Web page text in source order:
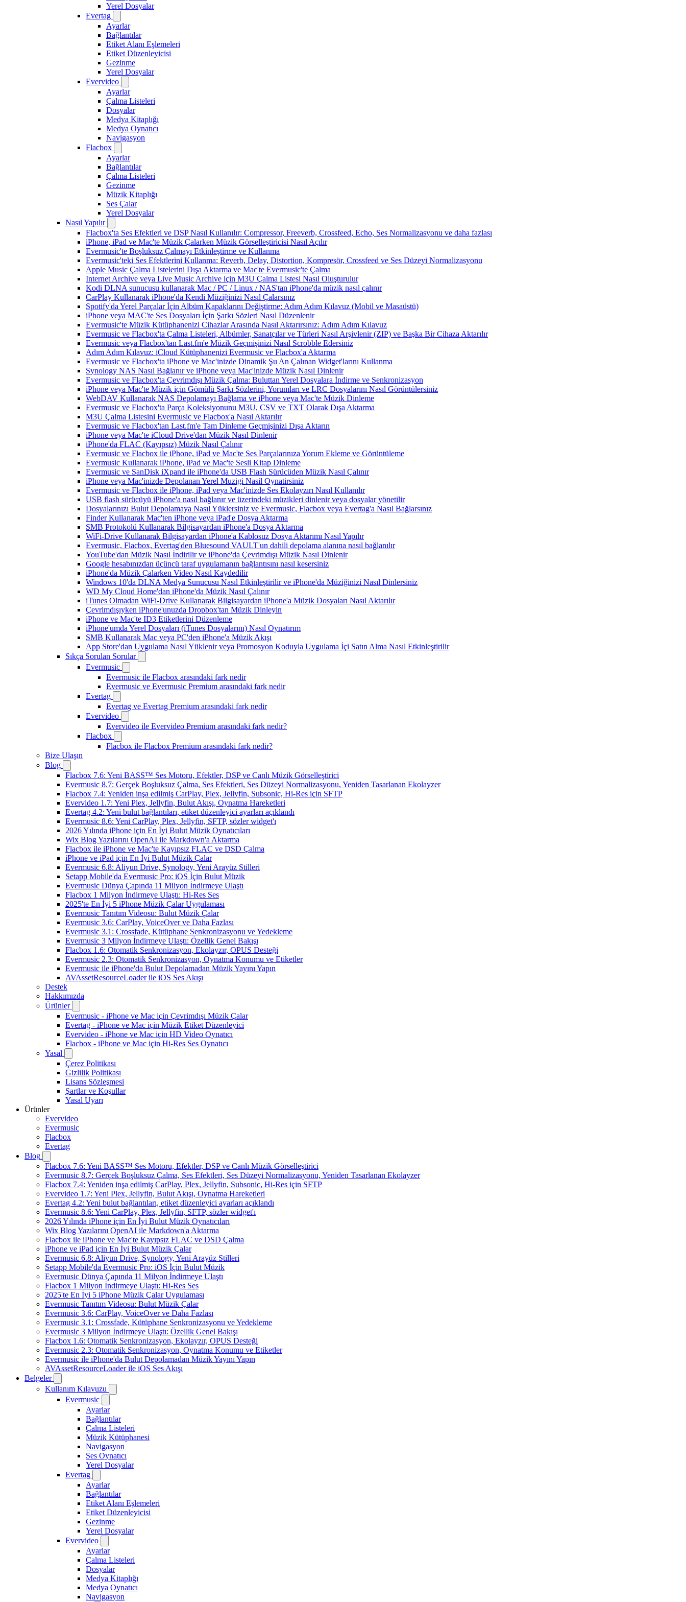
Yerel Dosyalar
Evertag
Ayarlar
Bağlantılar
Etiket Alanı Eşlemeleri
Etiket Düzenleyicisi
Gezinme
Yerel Dosyalar
Evervideo
Ayarlar
Çalma Listeleri
Dosyalar
Medya Kitaplığı
Medya Oynatıcı
Navigasyon
Flacbox
Ayarlar
Bağlantılar
Çalma Listeleri
Gezinme
Müzik Kitaplığı
Ses Çalar
Yerel Dosyalar
Nasıl Yapılır
Flacbox'ta Ses Efektleri ve DSP Nasıl Kullanılır: Compressor, Freeverb, Crossfeed, Echo, Ses Normalizasyonu ve daha fazlası
iPhone, iPad ve Mac'te Müzik Çalarken Müzik Görselleştiricisi Nasıl Açılır
Evermusic'te Boşluksuz Çalmayı Etkinleştirme ve Kullanma
Evermusic'teki Ses Efektlerini Kullanma: Reverb, Delay, Distortion, Kompresör, Crossfeed ve Ses Düzeyi Normalizasyonu
Apple Music Çalma Listelerini Dışa Aktarma ve Mac'te Evermusic'te Çalma
Internet Archive veya Live Music Archive için M3U Çalma Listesi Nasıl Oluşturulur
Kodi DLNA sunucusu kullanarak Mac / PC / Linux / NAS'tan iPhone'da müzik nasıl çalınır
CarPlay Kullanarak iPhone'da Kendi Müziğinizi Nasıl Çalarsınız
Spotify'da Yerel Parçalar İçin Albüm Kapaklarını Değiştirme: Adım Adım Kılavuz (Mobil ve Masaüstü)
iPhone veya MAC'te Ses Dosyaları İçin Şarkı Sözleri Nasıl Düzenlenir
Evermusic'te Müzik Kütüphanenizi Cihazlar Arasında Nasıl Aktarırsınız: Adım Adım Kılavuz
Evermusic ve Flacbox'ta Çalma Listeleri, Albümler, Sanatçılar ve Türleri Nasıl Arşivlenir (ZIP) ve Başka Bir Cihaza Aktarılır
Evermusic veya Flacbox'tan Last.fm'e Müzik Geçmişinizi Nasıl Scrobble Edersiniz
Adım Adım Kılavuz: iCloud Kütüphanenizi Evermusic ve Flacbox'a Aktarma
Evermusic ve Flacbox'ta iPhone ve Mac'inizde Dinamik Şu An Çalınan Widget'larını Kullanma
Synology NAS Nasıl Bağlanır ve iPhone veya Mac'inizde Müzik Nasıl Dinlenir
Evermusic ve Flacbox'ta Çevrimdışı Müzik Çalma: Buluttan Yerel Dosyalara İndirme ve Senkronizasyon
iPhone veya Mac'te Müzik için Gömülü Şarkı Sözlerini, Yorumları ve LRC Dosyalarını Nasıl Görüntülersiniz
WebDAV Kullanarak NAS Depolamayı Bağlama ve iPhone veya Mac'te Müzik Dinleme
Evermusic ve Flacbox'ta Parça Koleksiyonunu M3U, CSV ve TXT Olarak Dışa Aktarma
M3U Çalma Listesini Evermusic ve Flacbox'a Nasıl Aktarılır
Evermusic ve Flacbox'tan Last.fm'e Tam Dinleme Geçmişinizi Dışa Aktarın
iPhone veya Mac'te iCloud Drive'dan Müzik Nasıl Dinlenir
iPhone'da FLAC (Kayıpsız) Müzik Nasıl Çalınır
Evermusic ve Flacbox ile iPhone, iPad ve Mac'te Ses Parçalarınıza Yorum Ekleme ve Görüntüleme
Evermusic Kullanarak iPhone, iPad ve Mac'te Sesli Kitap Dinleme
Evermusic ve SanDisk iXpand ile iPhone'da USB Flash Sürücüden Müzik Nasıl Çalınır
iPhone veya Mac'inizde Depolanan Yerel Muzigi Nasil Oynatirsiniz
Evermusic ve Flacbox ile iPhone, iPad veya Mac'inizde Ses Ekolayzırı Nasıl Kullanılır
USB flash sürücüyü iPhone'a nasıl bağlanır ve üzerindeki müzikleri dinlenir veya dosyalar yönetilir
Dosyalarınızı Bulut Depolamaya Nasıl Yüklersiniz ve Evermusic, Flacbox veya Evertag'a Nasıl Bağlarsınız
Finder Kullanarak Mac'ten iPhone veya iPad'e Dosya Aktarma
SMB Protokolü Kullanarak Bilgisayardan iPhone'a Dosya Aktarma
WiFi-Drive Kullanarak Bilgisayardan iPhone'a Kablosuz Dosya Aktarımı Nasıl Yapılır
Evermusic, Flacbox, Evertag'den Bluesound VAULT'un dahili depolama alanına nasıl bağlanılır
YouTube'dan Müzik Nasıl İndirilir ve iPhone'da Çevrimdışı Müzik Nasıl Dinlenir
Google hesabınızdan üçüncü taraf uygulamanın bağlantısını nasıl kesersiniz
iPhone'da Müzik Çalarken Video Nasıl Kaydedilir
Windows 10'da DLNA Medya Sunucusu Nasıl Etkinleştirilir ve iPhone'da Müziğinizi Nasıl Dinlersiniz
WD My Cloud Home'dan iPhone'da Müzik Nasıl Çalınır
iTunes Olmadan WiFi-Drive Kullanarak Bilgisayardan iPhone'a Müzik Dosyaları Nasıl Aktarılır
Çevrimdışıyken iPhone'unuzda Dropbox'tan Müzik Dinleyin
iPhone ve Mac'te ID3 Etiketlerini Düzenleme
iPhone'umda Yerel Dosyaları (iTunes Dosyalarını) Nasıl Oynatırım
SMB Kullanarak Mac veya PC'den iPhone'a Müzik Akışı
App Store'dan Uygulama Nasıl Yüklenir veya Promosyon Koduyla Uygulama İçi Satın Alma Nasıl Etkinleştirilir
Sıkça Sorulan Sorular
Evermusic
Evermusic ile Flacbox arasındaki fark nedir
Evermusic ve Evermusic Premium arasındaki fark nedir
Evertag
Evertag ve Evertag Premium arasındaki fark nedir
Evervideo
Evervideo ile Evervideo Premium arasındaki fark nedir?
Flacbox
Flacbox ile Flacbox Premium arasındaki fark nedir?
Bize Ulaşın
Blog
Flacbox 7.6: Yeni BASS™ Ses Motoru, Efektler, DSP ve Canlı Müzik Görselleştirici
Evermusic 8.7: Gerçek Boşluksuz Çalma, Ses Efektleri, Ses Düzeyi Normalizasyonu, Yeniden Tasarlanan Ekolayzer
Flacbox 7.4: Yeniden inşa edilmiş CarPlay, Plex, Jellyfin, Subsonic, Hi-Res için SFTP
Evervideo 1.7: Yeni Plex, Jellyfin, Bulut Akışı, Oynatma Hareketleri
Evertag 4.2: Yeni bulut bağlantıları, etiket düzenleyici ayarları açıklandı
Evermusic 8.6: Yeni CarPlay, Plex, Jellyfin, SFTP, sözler widget'ı
2026 Yılında iPhone için En İyi Bulut Müzik Oynatıcıları
Wix Blog Yazılarını OpenAI ile Markdown'a Aktarma
Flacbox ile iPhone ve Mac'te Kayıpsız FLAC ve DSD Çalma
iPhone ve iPad için En İyi Bulut Müzik Çalar
Evermusic 6.8: Aliyun Drive, Synology, Yeni Arayüz Stilleri
Setapp Mobile'da Evermusic Pro: iOS İçin Bulut Müzik
Evermusic Dünya Çapında 11 Milyon İndirmeye Ulaştı
Flacbox 1 Milyon İndirmeye Ulaştı: Hi-Res Ses
2025'te En İyi 5 iPhone Müzik Çalar Uygulaması
Evermusic Tanıtım Videosu: Bulut Müzik Çalar
Evermusic 3.6: CarPlay, VoiceOver ve Daha Fazlası
Evermusic 3.1: Crossfade, Kütüphane Senkronizasyonu ve Yedekleme
Evermusic 3 Milyon İndirmeye Ulaştı: Özellik Genel Bakışı
Flacbox 1.6: Otomatik Senkronizasyon, Ekolayzır, OPUS Desteği
Evermusic 2.3: Otomatik Senkronizasyon, Oynatma Konumu ve Etiketler
Evermusic ile iPhone'da Bulut Depolamadan Müzik Yayını Yapın
AVAssetResourceLoader ile iOS Ses Akışı
Destek
Hakkımızda
Ürünler
Evermusic - iPhone ve Mac için Çevrimdışı Müzik Çalar
Evertag - iPhone ve Mac için Müzik Etiket Düzenleyici
Evervideo - iPhone ve Mac için HD Video Oynatıcı
Flacbox - iPhone ve Mac için Hi-Res Ses Oynatıcı
Yasal
Çerez Politikası
Gizlilik Politikası
Lisans Sözleşmesi
Şartlar ve Koşullar
Yasal Uyarı
Ürünler
Evervideo
Evermusic
Flacbox
Evertag
Blog
Flacbox 7.6: Yeni BASS™ Ses Motoru, Efektler, DSP ve Canlı Müzik Görselleştirici
Evermusic 8.7: Gerçek Boşluksuz Çalma, Ses Efektleri, Ses Düzeyi Normalizasyonu, Yeniden Tasarlanan Ekolayzer
Flacbox 7.4: Yeniden inşa edilmiş CarPlay, Plex, Jellyfin, Subsonic, Hi-Res için SFTP
Evervideo 1.7: Yeni Plex, Jellyfin, Bulut Akışı, Oynatma Hareketleri
Evertag 4.2: Yeni bulut bağlantıları, etiket düzenleyici ayarları açıklandı
Evermusic 8.6: Yeni CarPlay, Plex, Jellyfin, SFTP, sözler widget'ı
2026 Yılında iPhone için En İyi Bulut Müzik Oynatıcıları
Wix Blog Yazılarını OpenAI ile Markdown'a Aktarma
Flacbox ile iPhone ve Mac'te Kayıpsız FLAC ve DSD Çalma
iPhone ve iPad için En İyi Bulut Müzik Çalar
Evermusic 6.8: Aliyun Drive, Synology, Yeni Arayüz Stilleri
Setapp Mobile'da Evermusic Pro: iOS İçin Bulut Müzik
Evermusic Dünya Çapında 11 Milyon İndirmeye Ulaştı
Flacbox 1 Milyon İndirmeye Ulaştı: Hi-Res Ses
2025'te En İyi 5 iPhone Müzik Çalar Uygulaması
Evermusic Tanıtım Videosu: Bulut Müzik Çalar
Evermusic 3.6: CarPlay, VoiceOver ve Daha Fazlası
Evermusic 3.1: Crossfade, Kütüphane Senkronizasyonu ve Yedekleme
Evermusic 3 Milyon İndirmeye Ulaştı: Özellik Genel Bakışı
Flacbox 1.6: Otomatik Senkronizasyon, Ekolayzır, OPUS Desteği
Evermusic 2.3: Otomatik Senkronizasyon, Oynatma Konumu ve Etiketler
Evermusic ile iPhone'da Bulut Depolamadan Müzik Yayını Yapın
AVAssetResourceLoader ile iOS Ses Akışı
Belgeler
Kullanım Kılavuzu
Evermusic
Ayarlar
Bağlantılar
Çalma Listeleri
Müzik Kütüphanesi
Navigasyon
Ses Oynatıcı
Yerel Dosyalar
Evertag
Ayarlar
Bağlantılar
Etiket Alanı Eşlemeleri
Etiket Düzenleyicisi
Gezinme
Yerel Dosyalar
Evervideo
Ayarlar
Çalma Listeleri
Dosyalar
Medya Kitaplığı
Medya Oynatıcı
Navigasyon